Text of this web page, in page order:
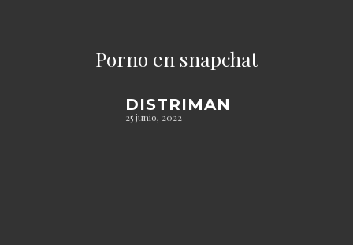
Porno en snapchat
DISTRIMAN
25 junio, 2022